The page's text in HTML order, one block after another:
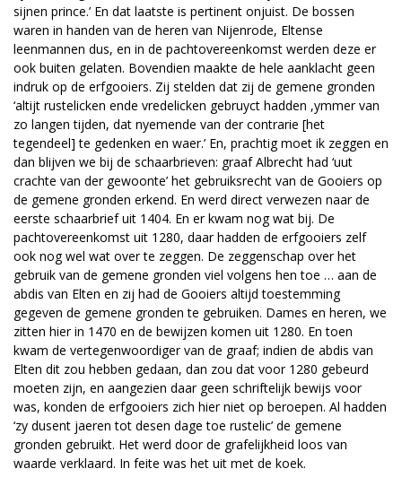
sijnen prince.’ En dat laatste is pertinent onjuist. De bossen
waren in handen van de heren van Nijenrode, Eltense
leenmannen dus, en in de pachtovereenkomst werden deze er
ook buiten gelaten. Bovendien maakte de hele aanklacht geen
indruk op de erfgooiers. Zij stelden dat zij de gemene gronden
‘altijt rustelicken ende vredelicken gebruyct hadden ,ymmer van
zo langen tijden, dat nyemende van der contrarie [het
tegendeel] te gedenken en waer.’ En, prachtig moet ik zeggen en
dan blijven we bij de schaarbrieven: graaf Albrecht had ‘uut
crachte van der gewoonte’ het gebruiksrecht van de Gooiers op
de gemene gronden erkend. En werd direct verwezen naar de
eerste schaarbrief uit 1404. En er kwam nog wat bij. De
pachtovereenkomst uit 1280, daar hadden de erfgooiers zelf
ook nog wel wat over te zeggen. De zeggenschap over het
gebruik van de gemene gronden viel volgens hen toe … aan de
abdis van Elten en zij had de Gooiers altijd toestemming
gegeven de gemene gronden te gebruiken. Dames en heren, we
zitten hier in 1470 en de bewijzen komen uit 1280. En toen
kwam de vertegenwoordiger van de graaf; indien de abdis van
Elten dit zou hebben gedaan, dan zou dat voor 1280 gebeurd
moeten zijn, en aangezien daar geen schriftelijk bewijs voor
was, konden de erfgooiers zich hier niet op beroepen. Al hadden
‘zy dusent jaeren tot desen dage toe rustelic’ de gemene
gronden gebruikt. Het werd door de grafelijkheid loos van
waarde verklaard. In feite was het uit met de koek.